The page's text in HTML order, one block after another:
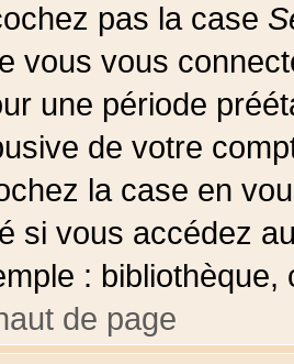
pas la case
vous vous
une période
de votre
la case en
si vous accédez
:
de page